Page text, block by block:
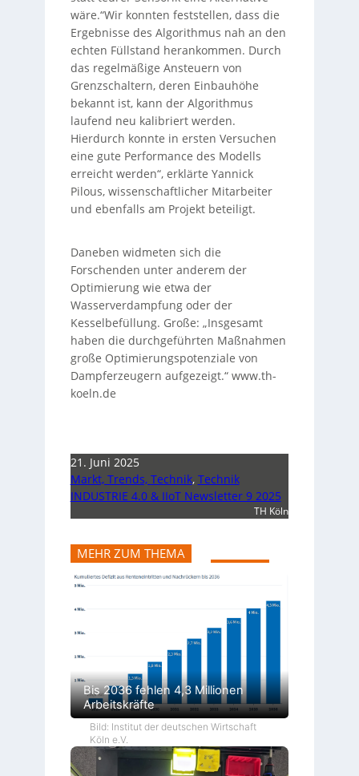
wäre.“Wir konnten feststellen, dass die
Ergebnisse des Algorithmus nah an den
echten Füllstand herankommen. Durch
das regelmäßige Ansteuern von
Grenzschaltern, deren Einbauhöhe
bekannt ist, kann der Algorithmus
laufend neu kalibriert werden.
Hierdurch konnte in ersten Versuchen
eine gute Performance des Modells
erreicht werden“, erklärte Yannick
Pilous, wissenschaftlicher Mitarbeiter
und ebenfalls am Projekt beteiligt.
Daneben widmeten sich die
Forschenden unter anderem der
Optimierung wie etwa der
Wasserverdampfung oder der
Kesselbefüllung. Große: „Insgesamt
haben die durchgeführten Maßnahmen
große Optimierungspotenziale von
Dampferzeugern aufgezeigt.“ www.th-
koeln.de
21. Juni 2025
Markt, Trends, Technik, Technik
INDUSTRIE 4.0 & IIoT Newsletter 9 2025
TH Köln
MEHR ZUM THEMA
Bis 2036 fehlen 4,3 Millionen
Arbeitskräfte
Bild: Institut der deutschen Wirtschaft
Köln e.V.